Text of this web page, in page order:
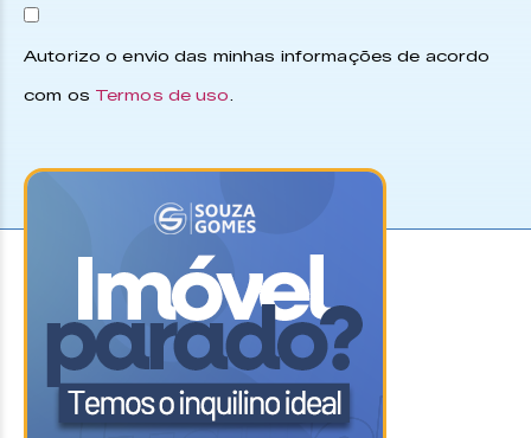
Autorizo o envio das minhas informações de acordo
com os Termos de uso